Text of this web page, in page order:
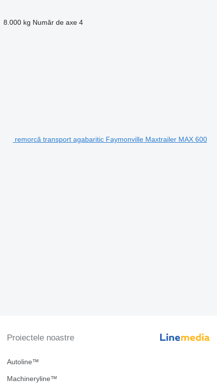
8.000 kg Număr de axe 4
remorcă transport agabaritic Faymonville Maxtrailer MAX 600
Proiectele noastre
Autoline™
Machineryline™